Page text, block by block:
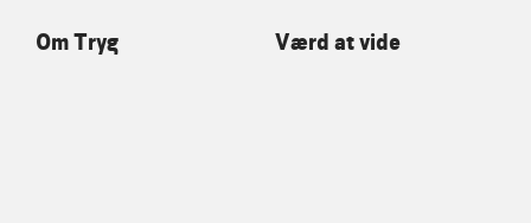
Om Tryg Værd at vide